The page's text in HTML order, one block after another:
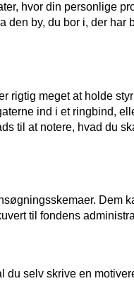
hvor din personlige
den by, du bor i, der har
rigtig meget at holde
ind i et ringbind,
til at notere, hvad du
Dem
til fondens
selv skrive en